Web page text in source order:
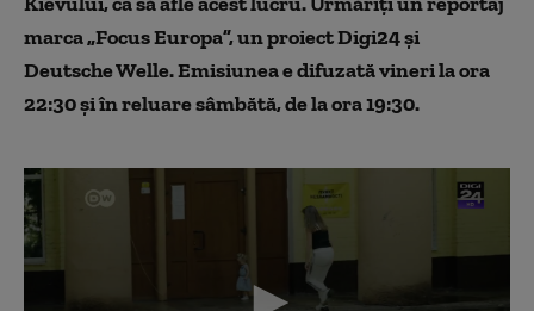
marca „Focus Europa”, un proiect Digi24 şi
Deutsche Welle. Emisiunea e difuzată vineri la ora
22:30 și în reluare sâmbătă, de la ora 19:30.